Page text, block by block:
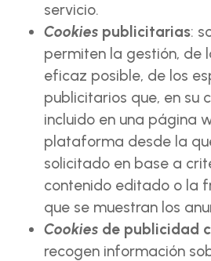
servicio.
Cookies publicitarias:
permiten la gestión, de
eficaz posible, de los
publicitarios que, en su
incluido en una página
plataforma desde la
solicitado en base a
contenido editado o la
que se muestran los
Cookies de publicidad
recogen información